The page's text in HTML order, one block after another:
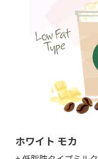
ホワイト モカ